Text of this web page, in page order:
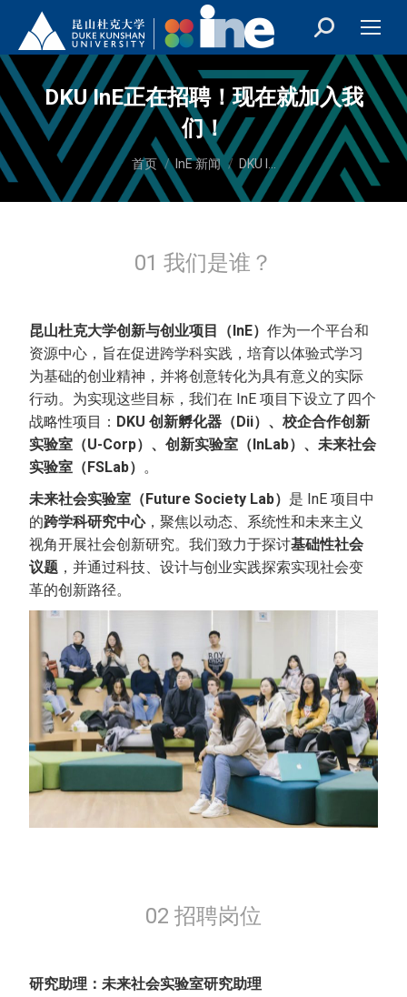
DKU InE正在招聘！现在就加入我
们！
您在这里：
首页 InE 新闻 DKU I…
01 我们是谁？
昆山杜克大学创新与创业项目（InE）作为一个平台和
资源中心，旨在促进跨学科实践，培育以体验式学习
为基础的创业精神，并将创意转化为具有意义的实际
行动。为实现这些目标，我们在 InE 项目下设立了四个
战略性项目： DKU 创新孵化器（Dii）、校企合作创新
实验室（U-Corp）、创新实验室（InLab）、未来社会
实验室（FSLab） 。
未来社会实验室（Future Society Lab） 是 InE 项目中
的跨学科研究中心，聚焦以动态、系统性和未来主义
视角开展社会创新研究。我们致力于探讨基础性社会
议题 ，并通过科技、设计与创业实践探索实现社会变
革的创新路径。
02 招聘岗位
研究助理：未来社会实验室研究助理